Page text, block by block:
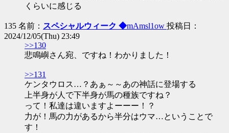
くらいに感じる
135 名前： スペシャルウィーク ◆mAmsl1ow 投稿日：
2024/12/05(Thu) 23:49
>>130
悲鳴嶼さん宛、ですね！わかりました！
>>131
ケンタウロス…？あぁ～～あの神話に登場する
上半身が人で下半身が馬の種族ですね？
って！私達は違いますよーーー！？
力が！馬の力があるから半分はウマ…ということで
す！